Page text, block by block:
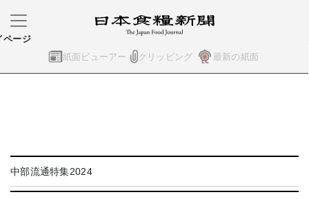
紙面ビューアー クリッピング 最新の紙面
ページ
中部流通特集2024